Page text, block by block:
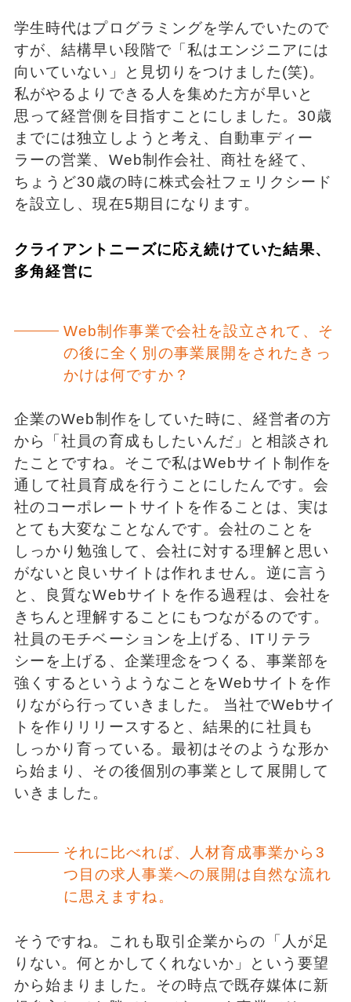
学生時代はプログラミングを学んでいたので
すが、結構早い段階で「私はエンジニアには
向いていない」と見切りをつけました(笑)。
私がやるよりできる人を集めた方が早いと
思って経営側を目指すことにしました。30歳
までには独立しようと考え、自動車ディー
ラーの営業、Web制作会社、商社を経て、
ちょうど30歳の時に株式会社フェリクシード
を設立し、現在5期目になります。
クライアントニーズに応え続けていた結果、
多角経営に
Web制作事業で会社を設立されて、そ
の後に全く別の事業展開をされたきっ
かけは何ですか？
企業のWeb制作をしていた時に、経営者の方
から「社員の育成もしたいんだ」と相談され
たことですね。そこで私はWebサイト制作を
通して社員育成を行うことにしたんです。会
社のコーポレートサイトを作ることは、実は
とても大変なことなんです。会社のことを
しっかり勉強して、会社に対する理解と思い
がないと良いサイトは作れません。逆に言う
と、良質なWebサイトを作る過程は、会社を
きちんと理解することにもつながるのです。
社員のモチベーションを上げる、ITリテラ
シーを上げる、企業理念をつくる、事業部を
強くするというようなことをWebサイトを作
りながら行っていきました。 当社でWebサイ
トを作りリリースすると、結果的に社員も
しっかり育っている。最初はそのような形か
ら始まり、その後個別の事業として展開して
いきました。
それに比べれば、人材育成事業から3
つ目の求人事業への展開は自然な流れ
に思えますね。
そうですね。これも取引企業からの「人が足
りない。何とかしてくれないか」という要望
から始まりました。その時点で既存媒体に新